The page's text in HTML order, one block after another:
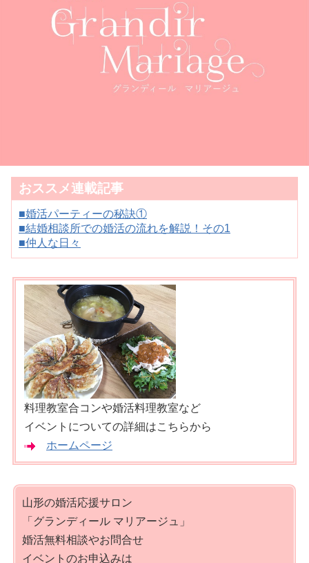
おススメ連載記事
■婚活パーティーの秘訣①
■結婚相談所での婚活の流れを解説！その1
■仲人な日々
料理教室合コンや婚活料理教室など
イベントについての詳細はこちらから
ホームページ
山形の婚活応援サロン
「グランディール マリアージュ」
婚活無料相談やお問合せ
イベントのお申込みは